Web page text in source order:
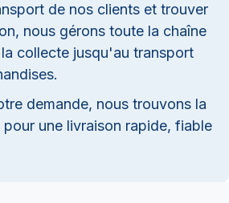
de nos clients et trouver
nous gérons toute la chaîne
collecte jusqu'au transport
demande, nous trouvons la
pour une livraison rapide, fiable